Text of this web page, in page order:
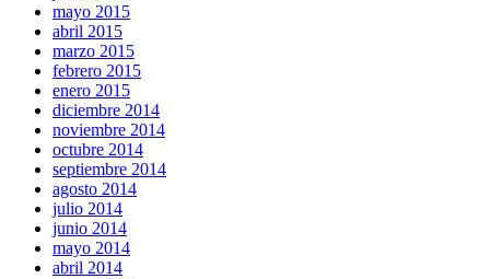
mayo 2015
abril 2015
marzo 2015
febrero 2015
enero 2015
diciembre 2014
noviembre 2014
octubre 2014
septiembre 2014
agosto 2014
julio 2014
junio 2014
mayo 2014
abril 2014